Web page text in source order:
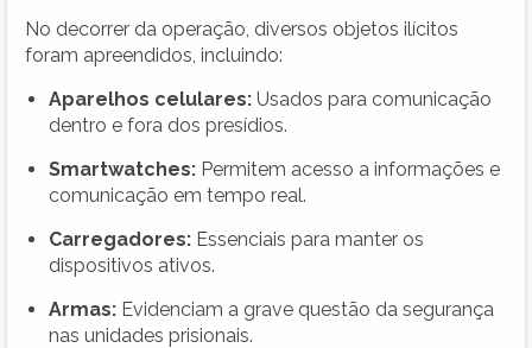
No decorrer da operação, diversos objetos ilícitos
foram apreendidos, incluindo:
Aparelhos celulares: Usados para comunicação
dentro e fora dos presídios.
Smartwatches: Permitem acesso a informações e
comunicação em tempo real.
Carregadores: Essenciais para manter os
dispositivos ativos.
Armas: Evidenciam a grave questão da segurança
nas unidades prisionais.